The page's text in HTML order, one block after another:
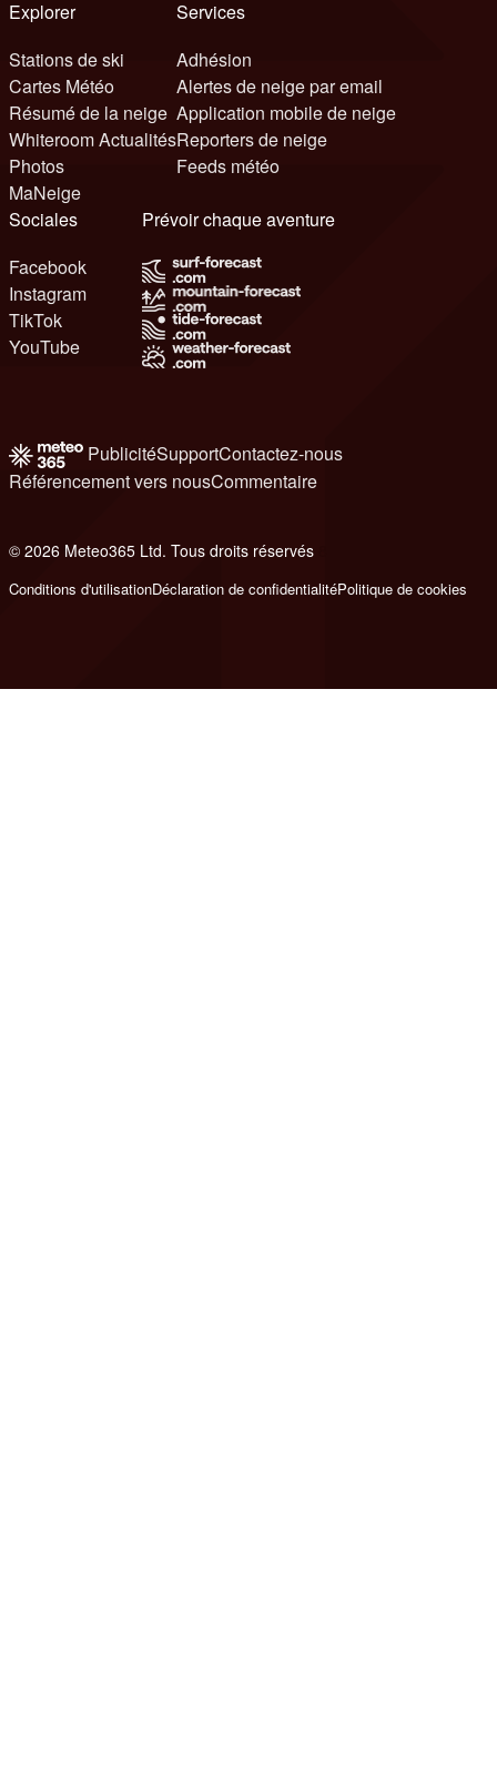
Explorer
Stations de ski
Cartes Météo
Résumé de la neige
Whiteroom Actualités
Photos
MaNeige
Services
Adhésion
Alertes de neige par email
Application mobile de neige
Reporters de neige
Feeds météo
Sociales
Facebook
Instagram
TikTok
YouTube
Prévoir chaque aventure
PublicitéSupportContactez-nous
Référencement vers nousCommentaire
© 2026 Meteo365 Ltd. Tous droits réservés
Conditions d'utilisationDéclaration de confidentialitéPolitique de cookies